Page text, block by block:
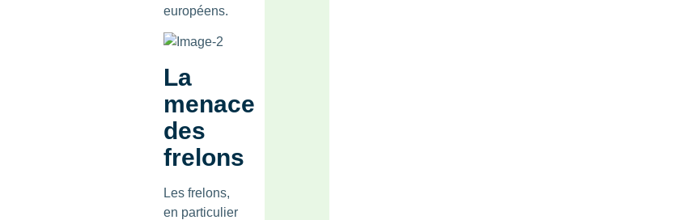
européens.
La
menace
des
frelons
Les frelons,
en particulier